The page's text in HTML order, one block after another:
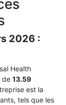
2026 :
Health
de 13.59
est la
tels que les